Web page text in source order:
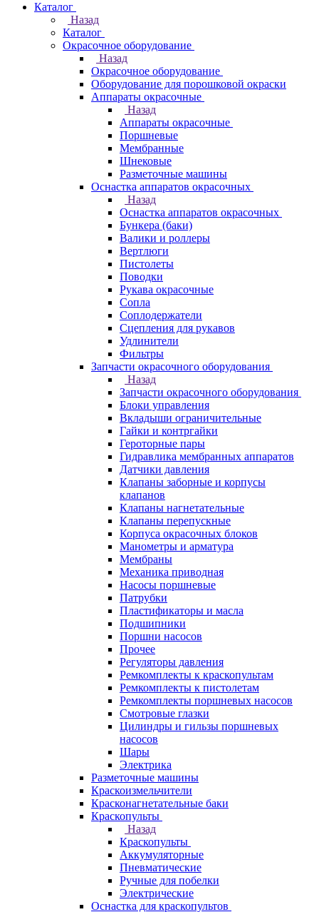
Каталог
Назад
Каталог
Окрасочное оборудование
Назад
Окрасочное оборудование
Оборудование для порошковой окраски
Аппараты окрасочные
Назад
Аппараты окрасочные
Поршневые
Мембранные
Шнековые
Разметочные машины
Оснастка аппаратов окрасочных
Назад
Оснастка аппаратов окрасочных
Бункера (баки)
Валики и роллеры
Вертлюги
Пистолеты
Поводки
Рукава окрасочные
Сопла
Соплодержатели
Сцепления для рукавов
Удлинители
Фильтры
Запчасти окрасочного оборудования
Назад
Запчасти окрасочного оборудования
Блоки управления
Вкладыши ограничительные
Гайки и контргайки
Героторные пары
Гидравлика мембранных аппаратов
Датчики давления
Клапаны заборные и корпусы
клапанов
Клапаны нагнетательные
Клапаны перепускные
Корпуса окрасочных блоков
Манометры и арматура
Мембраны
Механика приводная
Насосы поршневые
Патрубки
Пластификаторы и масла
Подшипники
Поршни насосов
Прочее
Регуляторы давления
Ремкомплекты к краскопультам
Ремкомплекты к пистолетам
Ремкомплекты поршневых насосов
Смотровые глазки
Цилиндры и гильзы поршневых
насосов
Шары
Электрика
Разметочные машины
Краскоизмельчители
Красконагнетательные баки
Краскопульты
Назад
Краскопульты
Аккумуляторные
Пневматические
Ручные для побелки
Электрические
Оснастка для краскопультов